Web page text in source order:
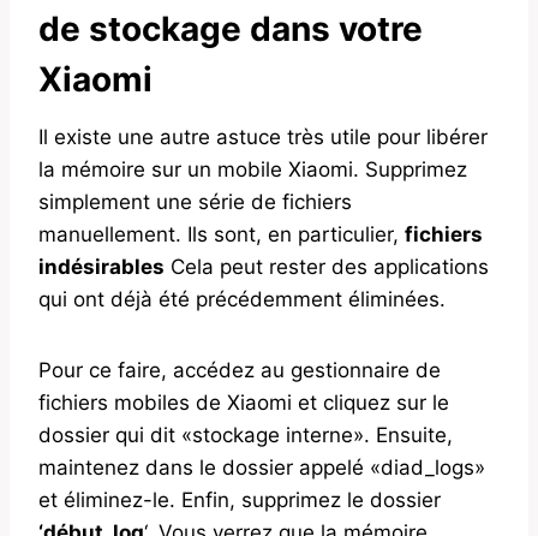
de stockage dans votre
Xiaomi
Il existe une autre astuce très utile pour libérer
la mémoire sur un mobile Xiaomi. Supprimez
simplement une série de fichiers
manuellement. Ils sont, en particulier, fichiers
indésirables Cela peut rester des applications
qui ont déjà été précédemment éliminées.
Pour ce faire, accédez au gestionnaire de
fichiers mobiles de Xiaomi et cliquez sur le
dossier qui dit «stockage interne». Ensuite,
maintenez dans le dossier appelé «diad_logs»
et éliminez-le. Enfin, supprimez le dossier